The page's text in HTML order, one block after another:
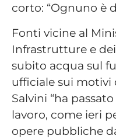
corto: “Ognuno è
Fonti vicine al
Infrastrutture e
subito acqua sul
ufficiale sui motivi
Salvini “ha
lavoro, come ieri
opere pubbliche